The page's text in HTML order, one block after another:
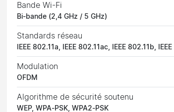
Bande Wi-Fi
Bi-bande (2,4 GHz / 5 GHz)
Standards réseau
IEEE 802.11a, IEEE 802.11ac, IEEE 802.11b,
Modulation
OFDM
Algorithme de sécurité soutenu
WEP, WPA-PSK, WPA2-PSK